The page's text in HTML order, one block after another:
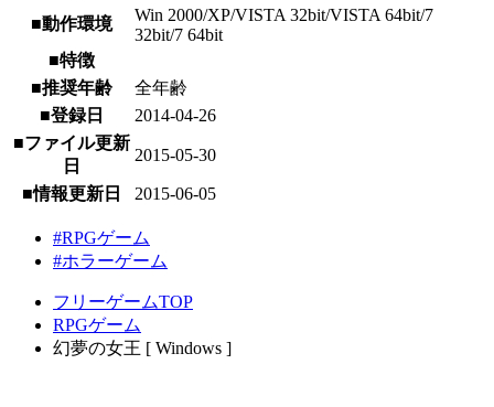
■動作環境
Win 2000/XP/VISTA 32bit/VISTA 64bit/7
32bit/7 64bit
■特徴
■推奨年齢
全年齢
■登録日
2014-04-26
■ファイル更新
日
2015-05-30
■情報更新日 2015-06-05
#RPGゲーム
#ホラーゲーム
フリーゲームTOP
RPGゲーム
幻夢の女王 [ Windows ]